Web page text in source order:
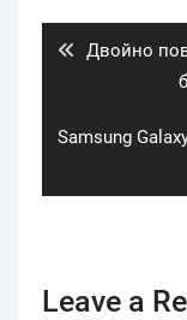
Previous
Двойно
Next
Samsung
Leave a